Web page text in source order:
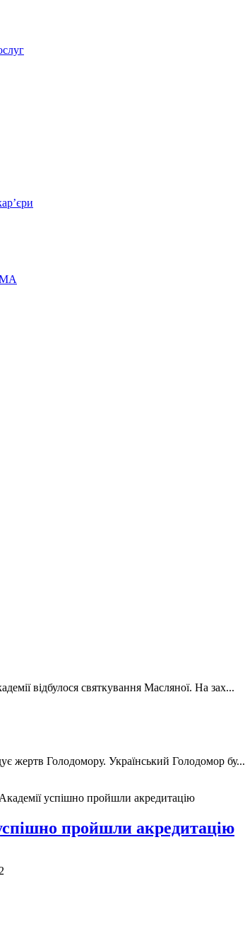
відбулося святкування Масляної. На зах...
жертв Голодомору. Український Голодомор бу...
успішно пройшли акредитацію
пройшли акредитацію